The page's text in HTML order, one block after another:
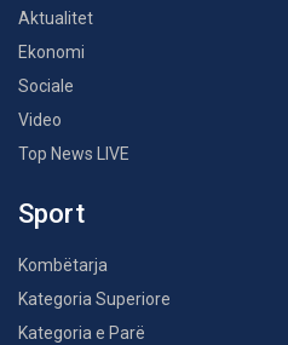
Aktualitet
Ekonomi
Sociale
Video
Top News LIVE
Sport
Kombëtarja
Kategoria Superiore
Kategoria e Parë